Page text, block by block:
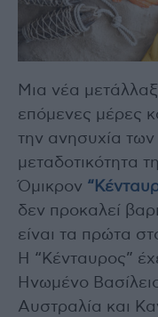
Μια νέα
επόμενες μέρες
την ανησυχία
μεταδοτικότητα
Όμικρον
δεν προκαλεί
είναι τα πρώτα
Η “Κένταυρος”
Ηνωμένο
Αυστραλία και